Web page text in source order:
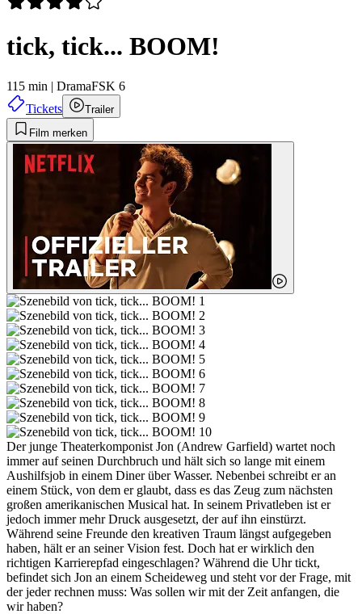
tick, tick... BOOM!
115 min | DramaFSK 6
Tickets
Trailer
Film merken
Der junge Theaterkomponist Jon (Andrew Garfield) wartet noch
immer auf seinen Durchbruch und hält sich so lange mit einem
Aushilfsjob in einem Diner über Wasser. Nebenbei schreibt er an
einem Stück, von dem er glaubt, dass es das Zeug zum nächsten
großen amerikanischen Musical hat. In seinem Privatleben ist er
jedoch immer mehr Druck ausgesetzt, der auf ihn einstürzt.
Während seine Freunde den kreativen Traum längst aufgegeben
haben, hält er an seiner Vision fest. Doch hat er wirklich den
richtigen Karrierepfad eingeschlagen? Während die Uhr tickt,
befindet sich Jon an einem Scheideweg und steht vor der Frage, mit
der jeder rechnen muss: Was sollen wir mit der Zeit anfangen, die
wir haben?